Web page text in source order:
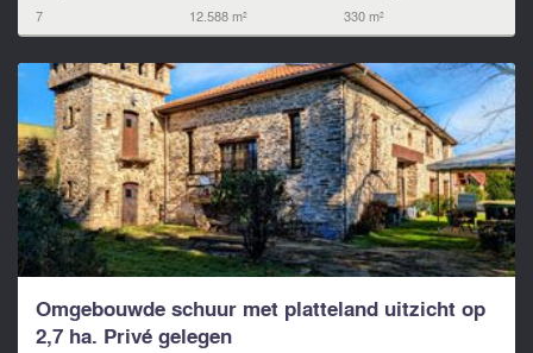
7 12.588 m² 330 m²
Omgebouwde schuur met platteland uitzicht op
2,7 ha. Privé gelegen